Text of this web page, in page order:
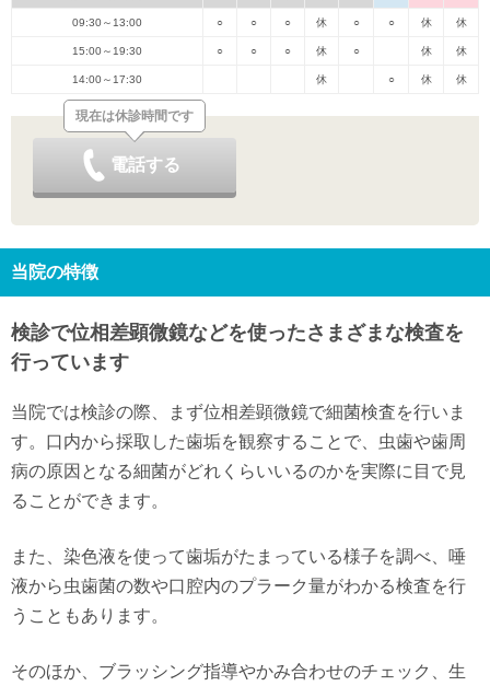
09:30～13:00 ○ ○ ○ 休 ○ ○ 休 休
15:00～19:30 ○ ○ ○ 休 ○ 休 休
14:00～17:30 休 ○ 休 休
現在は休診時間です
電話する
当院の特徴
検診で位相差顕微鏡などを使ったさまざまな検査を
行っています
当院では検診の際、まず位相差顕微鏡で細菌検査を行いま
す。口内から採取した歯垢を観察することで、虫歯や歯周
病の原因となる細菌がどれくらいいるのかを実際に目で見
ることができます。
また、染色液を使って歯垢がたまっている様子を調べ、唾
液から虫歯菌の数や口腔内のプラーク量がわかる検査を行
うこともあります。
そのほか、ブラッシング指導やかみ合わせのチェック、生